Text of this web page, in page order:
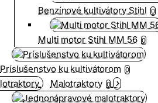
Benzínové kultivátory Stihl 0
Multi motor Stihl MM 56 0
Príslušenstvo ku kultivátorom 0
Malotraktory 0